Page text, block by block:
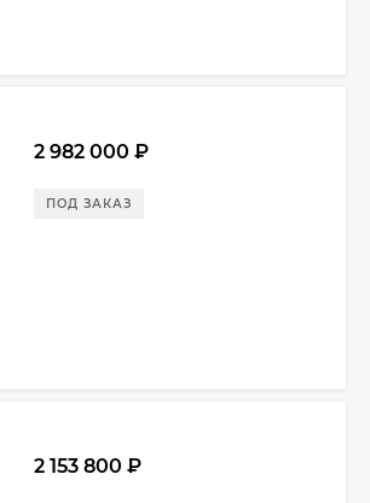
2 982 000 ₽
ПОД ЗАКАЗ
2 153 800 ₽